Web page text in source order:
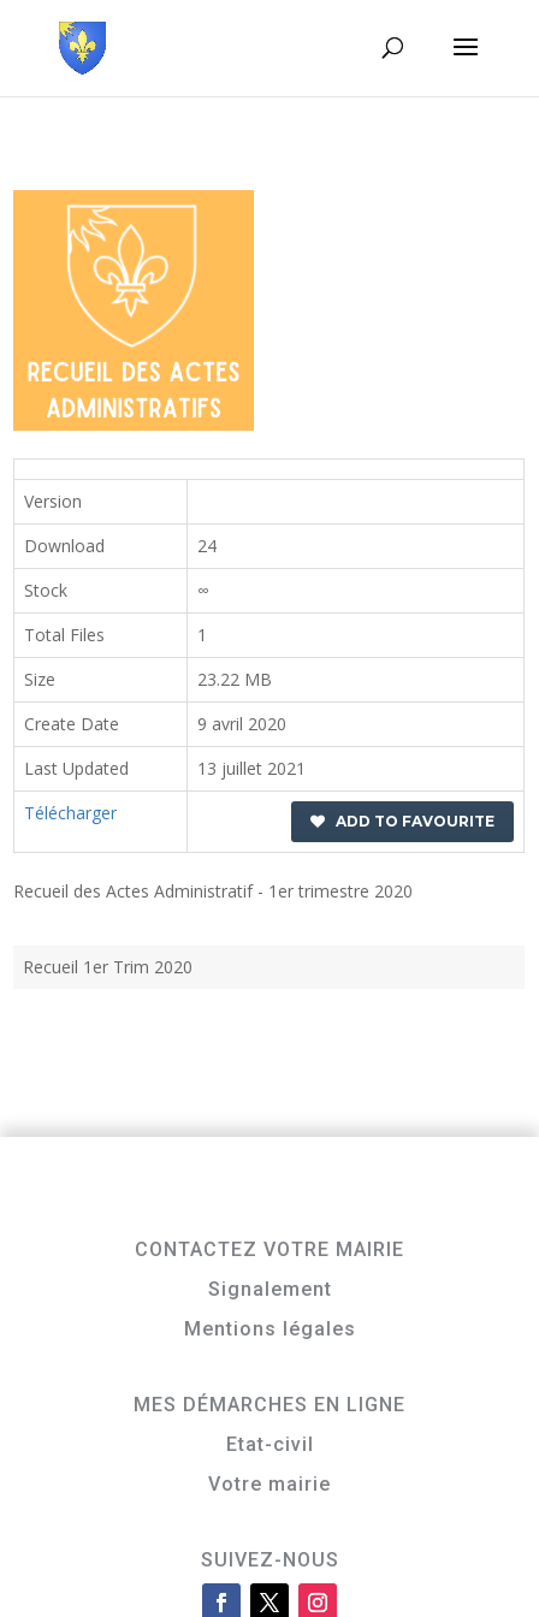
Version
Download
24
Stock
∞
Total Files
1
Size
23.22 MB
Create Date
9 avril 2020
Last Updated
13 juillet 2021
Télécharger
ADD TO FAVOURITE
Recueil des Actes Administratif - 1er trimestre 2020
Recueil 1er Trim 2020
CONTACTEZ VOTRE MAIRIE
Signalement
Mentions légales
MES DÉMARCHES EN LIGNE
Etat-civil
Votre mairie
SUIVEZ-NOUS